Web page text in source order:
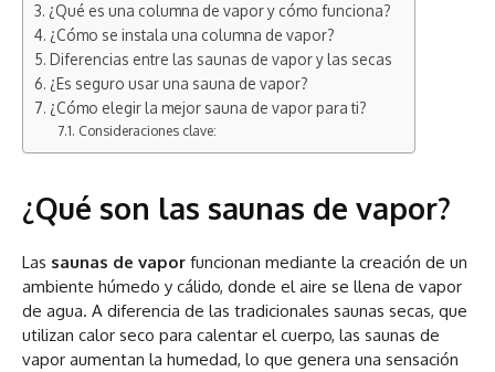
¿Qué es una columna de vapor y cómo funciona?
¿Cómo se instala una columna de vapor?
Diferencias entre las saunas de vapor y las secas
¿Es seguro usar una sauna de vapor?
¿Cómo elegir la mejor sauna de vapor para ti?
Consideraciones clave:
¿Qué son las saunas de vapor?
Las saunas de vapor funcionan mediante la creación de un
ambiente húmedo y cálido, donde el aire se llena de vapor
de agua. A diferencia de las tradicionales saunas secas, que
utilizan calor seco para calentar el cuerpo, las saunas de
vapor aumentan la humedad, lo que genera una sensación